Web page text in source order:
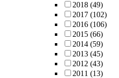
2018 (49)
2017 (102)
2016 (106)
2015 (66)
2014 (59)
2013 (45)
2012 (43)
2011 (13)